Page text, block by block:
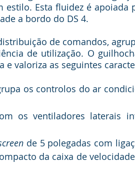
Esta fluidez é apoiada
a bordo do DS 4.
de comandos,
de utilização. O
valoriza as seguintes
os controlos do ar
os ventiladores laterais
de 5 polegadas com
da caixa de